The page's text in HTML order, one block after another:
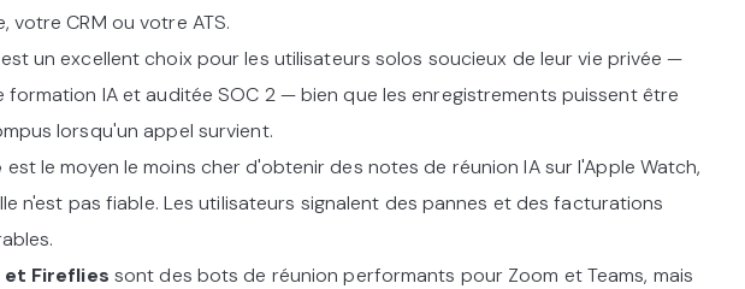
votre CRM ou votre ATS.
est un excellent choix pour les utilisateurs solos soucieux de leur vie privée —
formation IA et auditée SOC 2 — bien que les enregistrements puissent être
lorsqu'un appel survient.
est le moyen le moins cher d'obtenir des notes de réunion IA sur l'Apple Watch,
n'est pas fiable. Les utilisateurs signalent des pannes et des facturations
Fireflies sont des bots de réunion performants pour Zoom et Teams, mais